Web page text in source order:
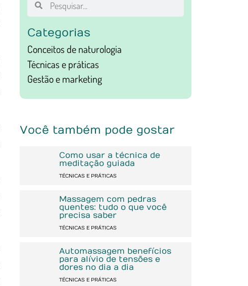
Categorias
Conceitos de naturologia
Técnicas e práticas
Gestão e marketing
Você também pode gostar
Como usar a técnica de
meditação guiada
TÉCNICAS E PRÁTICAS
Massagem com pedras
quentes: tudo o que você
precisa saber
TÉCNICAS E PRÁTICAS
Automassagem benefícios
para alívio de tensões e
dores no dia a dia
TÉCNICAS E PRÁTICAS